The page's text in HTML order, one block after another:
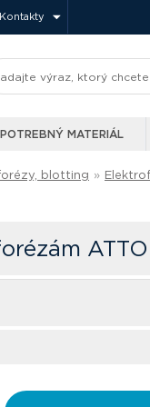
Kontakty
MATERIÁL
blotting »
ATTO